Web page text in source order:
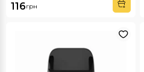
116грн